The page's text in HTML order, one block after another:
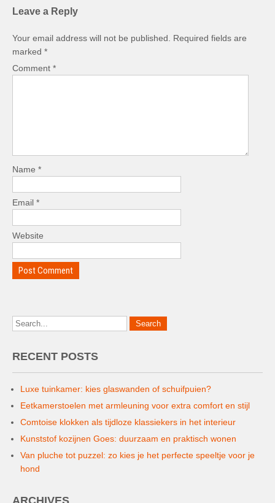
Leave a Reply
Your email address will not be published.
Required fields are
marked *
Comment *
Name *
Email *
Website
RECENT POSTS
Luxe tuinkamer: kies glaswanden of schuifpuien?
Eetkamerstoelen met armleuning voor extra comfort en stijl
Comtoise klokken als tijdloze klassiekers in het interieur
Kunststof kozijnen Goes: duurzaam en praktisch wonen
Van pluche tot puzzel: zo kies je het perfecte speeltje voor je
hond
ARCHIVES